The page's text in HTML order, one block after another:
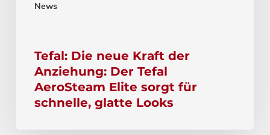
News
Tefal: Die neue Kraft der
Anziehung: Der Tefal
AeroSteam Elite sorgt für
schnelle, glatte Looks